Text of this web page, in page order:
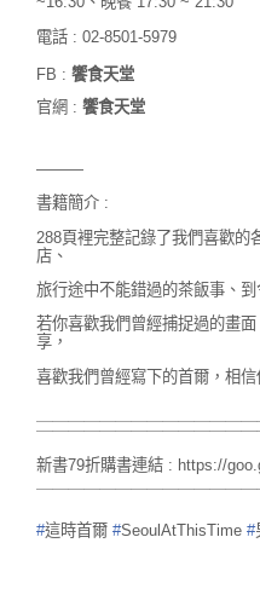
電話 : 02-8501-5979
FB : 饗食天堂
官網 : 饗食天堂
———
書籍簡介 :
288頁裡完整記錄了我們喜歡的
店、
旅行途中不能錯過的茶飯事、
若你喜歡我們曾經捕捉過的畫
享，
喜歡我們曾經寫下的首爾，相
新書79折購書連結 : https://
#這時首爾 #SeoulAtThisTime #